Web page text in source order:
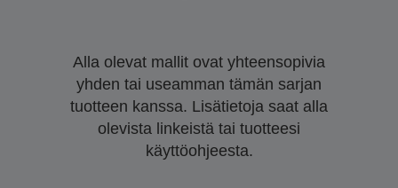
Alla olevat mallit ovat yhteensopivia
yhden tai useamman tämän sarjan
tuotteen kanssa. Lisätietoja saat alla
olevista linkeistä tai tuotteesi
käyttöohjeesta.